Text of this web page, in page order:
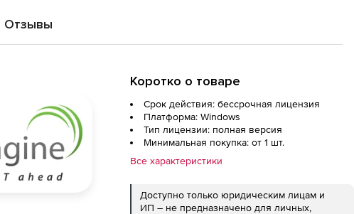
Отзывы
Коротко о товаре
Срок действия: бессрочная лицензия
Платформа: Windows
Тип лицензии: полная версия
Минимальная покупка: от 1 шт.
Все характеристики
Доступно только юридическим лицам и
ИП – не предназначено для личных,